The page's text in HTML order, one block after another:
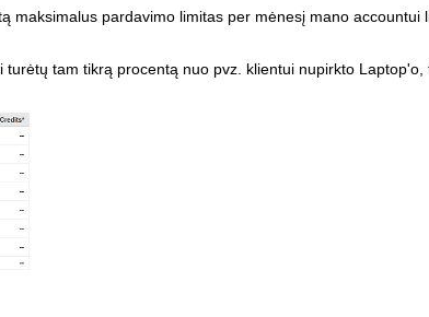
pardavimo limitas per mėnesį mano
tam tikrą procentą nuo pvz. klientui nupirkto